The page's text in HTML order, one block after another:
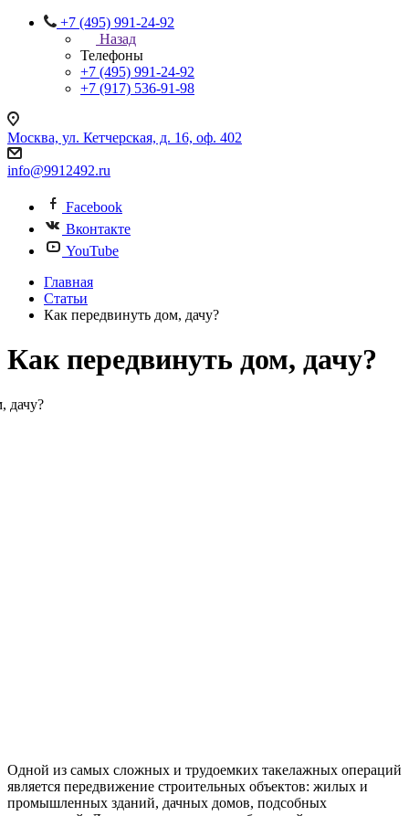
+7 (495) 991-24-92
Назад
Телефоны
+7 (495) 991-24-92
+7 (917) 536-91-98
Москва, ул. Кетчерская, д. 16, оф. 402
info@9912492.ru
Facebook
Вконтакте
YouTube
Главная
Статьи
Как передвинуть дом, дачу?
Как передвинуть дом, дачу?
Одной из самых сложных и трудоемких такелажных операций
является передвижение строительных объектов: жилых и
промышленных зданий, дачных домов, подсобных